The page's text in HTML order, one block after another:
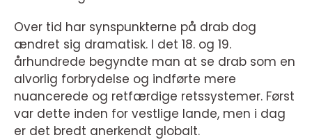
Over tid har synspunkterne på drab dog
ændret sig dramatisk. I det 18. og 19.
århundrede begyndte man at se drab som en
alvorlig forbrydelse og indførte mere
nuancerede og retfærdige retssystemer. Først
var dette inden for vestlige lande, men i dag
er det bredt anerkendt globalt.